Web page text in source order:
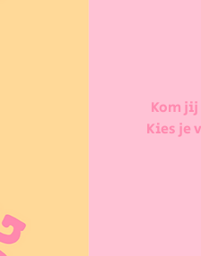
Kom
Kies je